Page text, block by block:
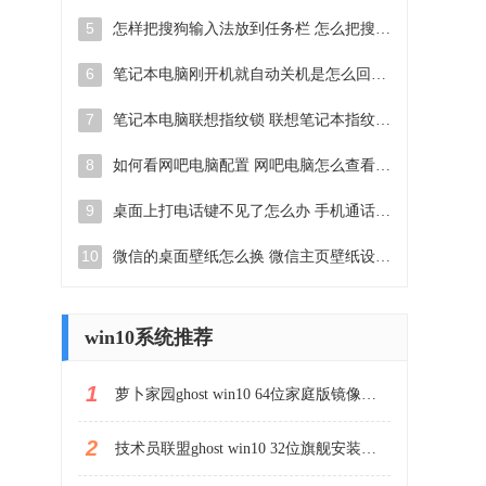
5 怎样把搜狗输入法放到任务栏 怎么把搜狗输入法固定到任务栏
6 笔记本电脑刚开机就自动关机是怎么回事 笔记本电脑开机后几秒钟自动关机
7 笔记本电脑联想指纹锁 联想笔记本指纹设置步骤
8 如何看网吧电脑配置 网吧电脑怎么查看硬件配置
9 桌面上打电话键不见了怎么办 手机通话图标不见了怎么办
10 微信的桌面壁纸怎么换 微信主页壁纸设置方法
win10系统推荐
1 萝卜家园ghost win10 64位家庭版镜像下载v2023.04
2 技术员联盟ghost win10 32位旗舰安装版下载v2023.04